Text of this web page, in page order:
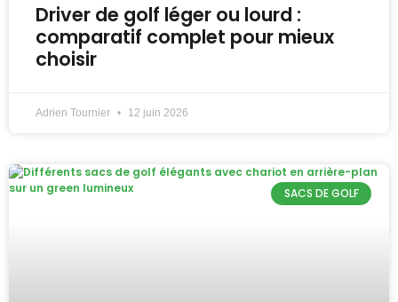
Driver de golf léger ou lourd :
comparatif complet pour mieux
choisir
Adrien Tournier 12 juin 2026
SACS DE GOLF